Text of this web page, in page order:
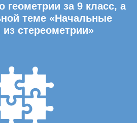
геометрии за 9 класс, а
теме «Начальные
стереометрии»